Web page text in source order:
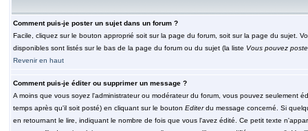
Comment puis-je poster un sujet dans un forum ?
Facile, cliquez sur le bouton approprié soit sur la page du forum, soit sur la page du sujet.
disponibles sont listés sur le bas de la page du forum ou du sujet (la liste Vous pouvez
Revenir en haut
Comment puis-je éditer ou supprimer un message ?
A moins que vous soyez l'administrateur ou modérateur du forum, vous pouvez seulement
temps après qu'il soit posté) en cliquant sur le bouton Editerdu message concerné. Si
en retournant le lire, indiquant le nombre de fois que vous l'avez édité. Ce petit texte